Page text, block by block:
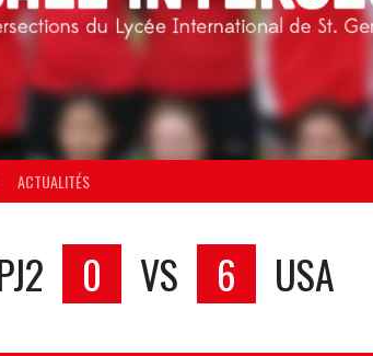
ACTUALITÉS
0 VS 6 USA